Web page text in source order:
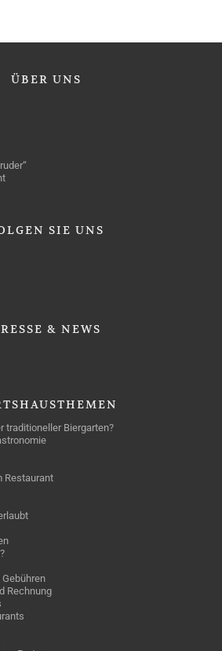
ÜBER UNS
SIE UNS
& NEWS
traditioneller Biergarten?
Restaurant
Rechnung